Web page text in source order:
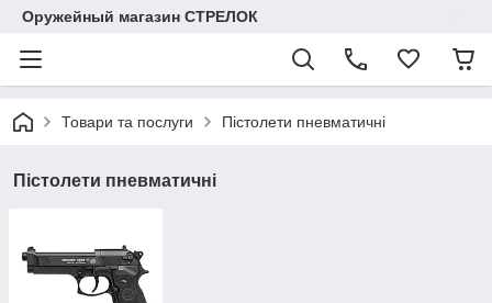
Оружейный магазин СТРЕЛОК
Товари та послуги Пістолети пневматичні
Пістолети пневматичні